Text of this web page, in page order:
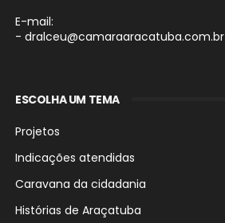
E-mail:
- dralceu@camaraaracatuba.com.br
ESCOLHA UM TEMA
Projetos
Indicações atendidas
Caravana da cidadania
Histórias de Araçatuba